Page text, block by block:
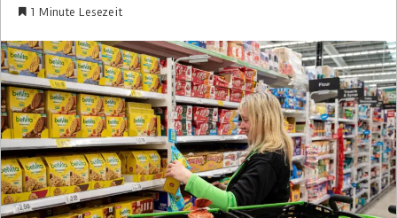
1 Minute Lesezeit